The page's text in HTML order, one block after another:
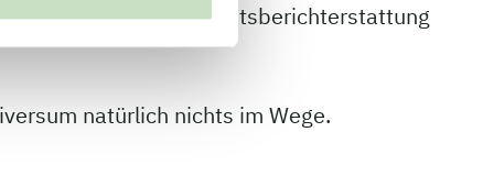
bei der Nachhaltigkeitsberichterstattung
natürlich nichts im Wege.